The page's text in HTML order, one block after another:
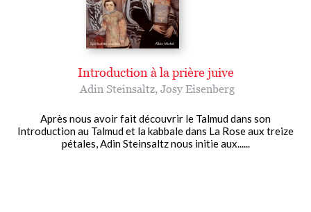
Introduction à la prière juive
Adin Steinsaltz, Josy Eisenberg
Après nous avoir fait découvrir le Talmud dans son
Introduction au Talmud et la kabbale dans La Rose aux treize
pétales, Adin Steinsaltz nous initie aux......